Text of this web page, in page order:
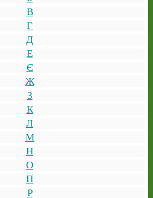
В
Г
Д
Е
Є
Ж
З
К
Л
М
Н
О
П
Р